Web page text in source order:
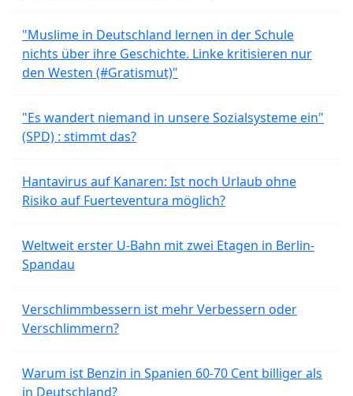
"Muslime in Deutschland lernen in der Schule
nichts über ihre Geschichte. Linke kritisieren nur
den Westen (#Gratismut)"
"Es wandert niemand in unsere Sozialsysteme ein"
(SPD) : stimmt das?
Hantavirus auf Kanaren: Ist noch Urlaub ohne
Risiko auf Fuerteventura möglich?
Weltweit erster U-Bahn mit zwei Etagen in Berlin-
Spandau
Verschlimmbessern ist mehr Verbessern oder
Verschlimmern?
Warum ist Benzin in Spanien 60-70 Cent billiger als
in Deutschland?